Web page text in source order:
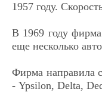
1957 году.
В 1969 году
еще несколько
Фирма направила
- Ypsilon, Delta,